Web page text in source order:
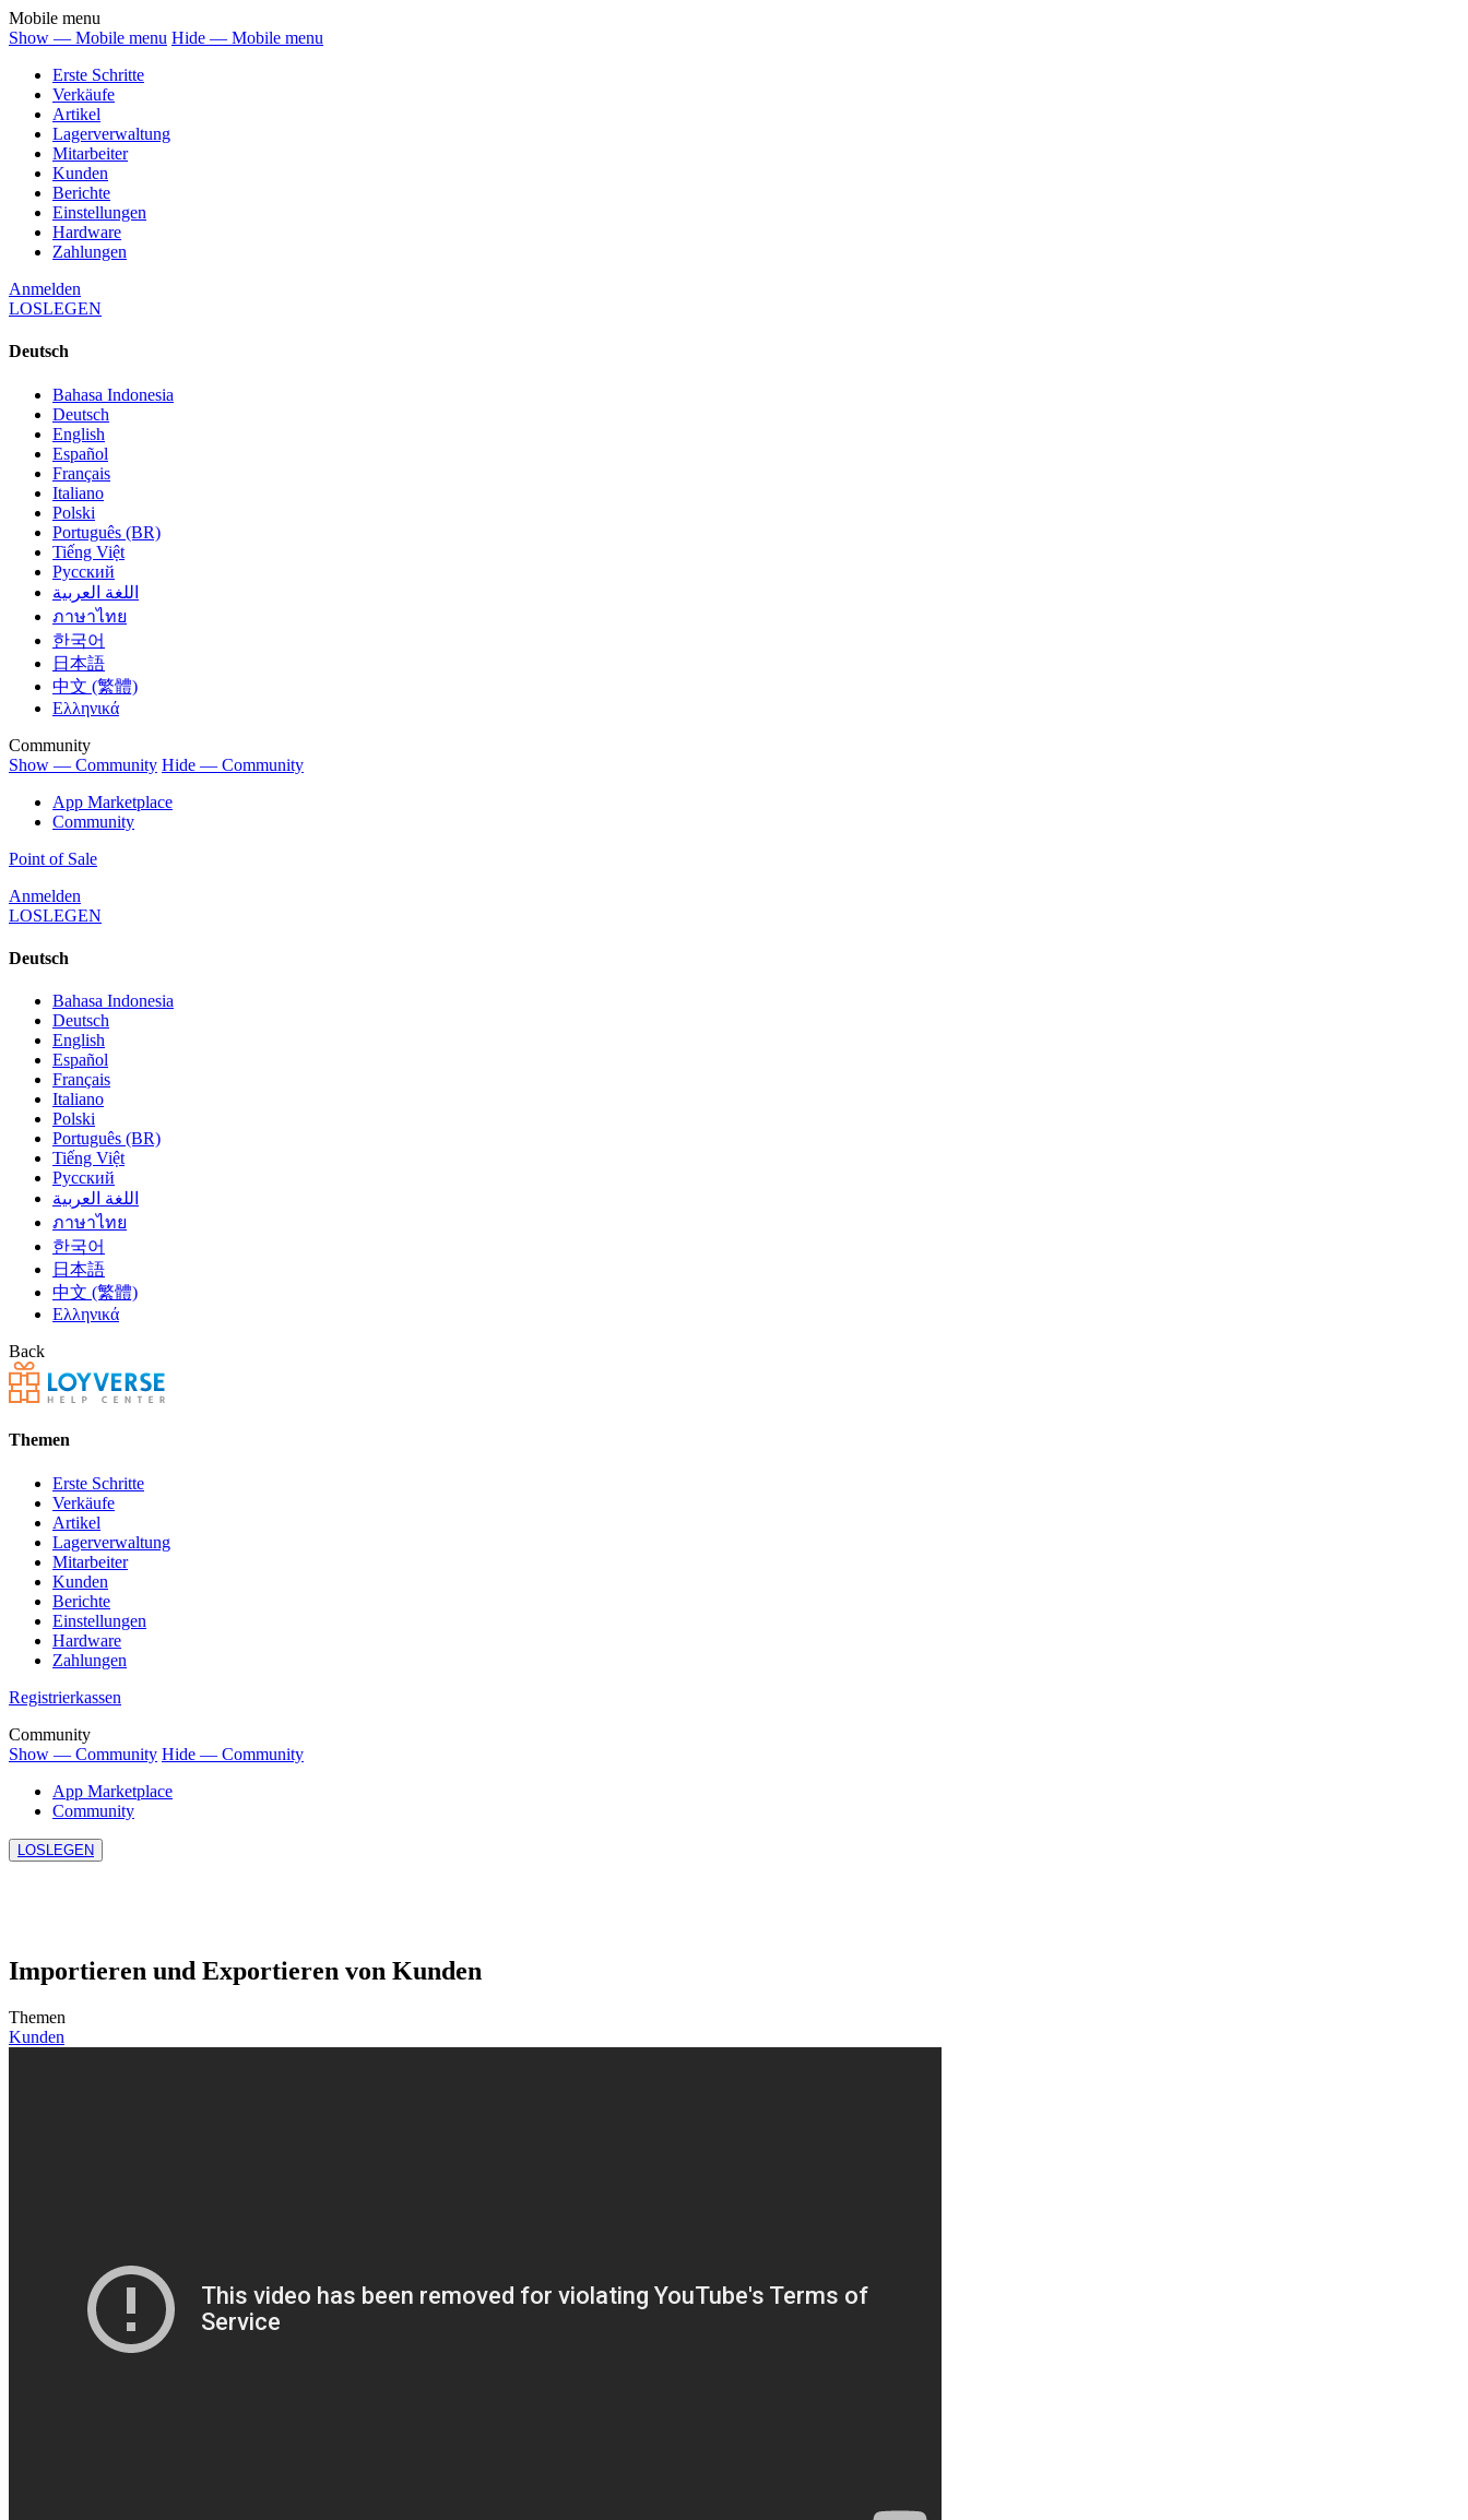
Mobile menu
Show — Mobile menu Hide — Mobile menu
Erste Schritte
Verkäufe
Artikel
Lagerverwaltung
Mitarbeiter
Kunden
Berichte
Einstellungen
Hardware
Zahlungen
Anmelden
LOSLEGEN
Deutsch
Bahasa Indonesia
Deutsch
English
Español
Français
Italiano
Polski
Português (BR)
Tiếng Việt
Русский
اللغة العربية
ภาษาไทย
한국어
日本語
中文 (繁體)
Ελληνικά
Community
Show — Community Hide — Community
App Marketplace
Community
Point of Sale
Anmelden
LOSLEGEN
Deutsch
Bahasa Indonesia
Deutsch
English
Español
Français
Italiano
Polski
Português (BR)
Tiếng Việt
Русский
اللغة العربية
ภาษาไทย
한국어
日本語
中文 (繁體)
Ελληνικά
Back
Themen
Erste Schritte
Verkäufe
Artikel
Lagerverwaltung
Mitarbeiter
Kunden
Berichte
Einstellungen
Hardware
Zahlungen
Registrierkassen
Community
Show — Community Hide — Community
App Marketplace
Community
LOSLEGEN
Importieren und Exportieren von Kunden
Themen
Kunden